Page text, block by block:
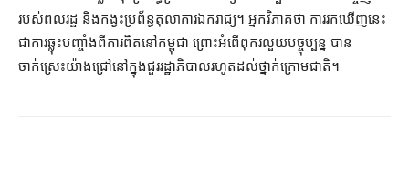
របស់​ពលរដ្ឋ និង​កង្វះ​ប្រព័ន្ធ​តុលាការ​ឯករាជ្យ។ អ្នកវិភាគ​ថា ការ​រក​ឃើញ​នេះ
ជា​ការ​ឆ្លុះបញ្ចាំង​ពី​ការពិត​នៅ​កម្ពុជា ព្រោះ​អំពើពុករលួយ​បច្ចុប្បន្ន បាន​
ចាក់ស្រេះ​យ៉ាង​ជ្រៅ​នៅក្នុង​ជួរ​រដ្ឋាភិបាល​រហូត​ដល់​ថ្នាក់ក្រោម​ជាតិ។